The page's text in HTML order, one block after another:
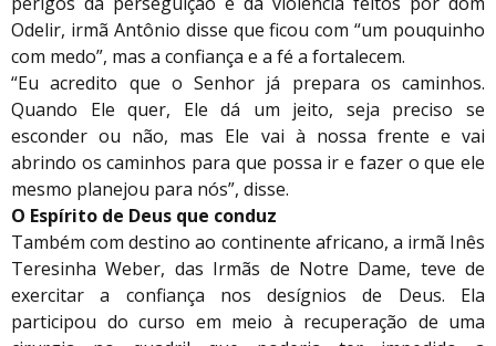
Odelir, irmã Antônio disse que ficou com “um pouquinho
com medo”, mas a confiança e a fé a fortalecem.
“Eu acredito que o Senhor já prepara os caminhos.
Quando Ele quer, Ele dá um jeito, seja preciso se
esconder ou não, mas Ele vai à nossa frente e vai
abrindo os caminhos para que possa ir e fazer o que ele
mesmo planejou para nós”, disse.
O Espírito de Deus que conduz
Também com destino ao continente africano, a irmã Inês
Teresinha Weber, das Irmãs de Notre Dame, teve de
exercitar a confiança nos desígnios de Deus. Ela
participou do curso em meio à recuperação de uma